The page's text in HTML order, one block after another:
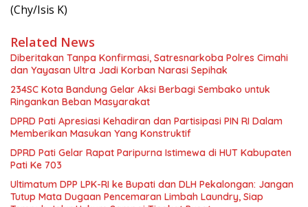
(Chy/Isis K)
Related News
Diberitakan Tanpa Konfirmasi, Satresnarkoba Polres Cimahi
dan Yayasan Ultra Jadi Korban Narasi Sepihak
234SC Kota Bandung Gelar Aksi Berbagi Sembako untuk
Ringankan Beban Masyarakat
DPRD Pati Apresiasi Kehadiran dan Partisipasi PIN RI Dalam
Memberikan Masukan Yang Konstruktif
DPRD Pati Gelar Rapat Paripurna Istimewa di HUT Kabupaten
Pati Ke 703
Ultimatum DPP LPK-RI ke Bupati dan DLH Pekalongan: Jangan
Tutup Mata Dugaan Pencemaran Limbah Laundry, Siap